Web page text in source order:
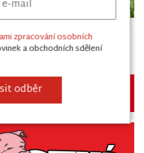
zpracování osobních
a obchodních sdělení
odběr